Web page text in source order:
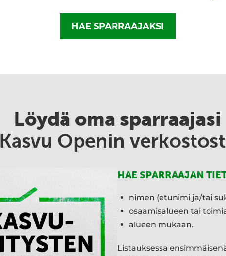
HAE SPARRAAJAKSI
Löydä oma sparraajasi
Kasvu Openin
HAE SPARRAAJAN
nimen (etunimi ja/tai
osaamisalueen tai
alueen mukaan.
Listauksessa